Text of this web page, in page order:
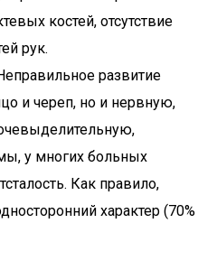
костей, отсутствие
рук.
развитие
и череп, но и нервную,
у многих больных
Как правило,
характер (70%